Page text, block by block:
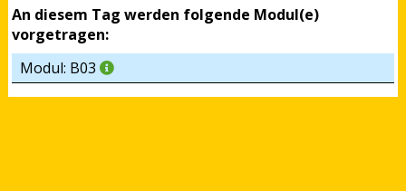
An diesem Tag werden folgende Modul(e)
vorgetragen:
Modul: B03